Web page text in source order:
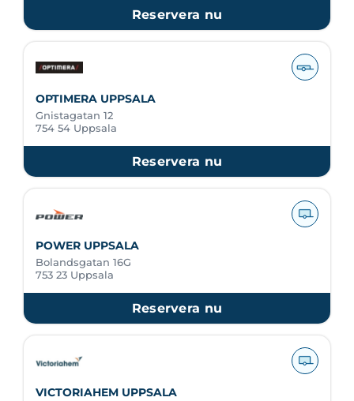
Reservera nu
OPTIMERA UPPSALA
Gnistagatan 12
754 54 Uppsala
Reservera nu
POWER UPPSALA
Bolandsgatan 16G
753 23 Uppsala
Reservera nu
VICTORIAHEM UPPSALA